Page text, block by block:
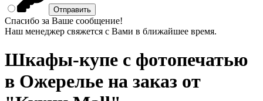
Спасибо за Ваше сообщение!
Наш менеджер свяжется с Вами в ближайшее время.
Шкафы-купе с фотопечатью
в Ожерелье на заказ от